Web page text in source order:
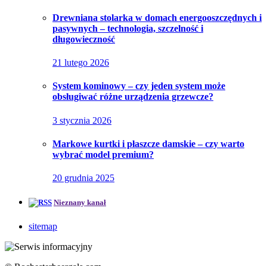
Drewniana stolarka w domach energooszczędnych i
pasywnych – technologia, szczelność i
długowieczność
21 lutego 2026
System kominowy – czy jeden system może
obsługiwać różne urządzenia grzewcze?
3 stycznia 2026
Markowe kurtki i płaszcze damskie – czy warto
wybrać model premium?
20 grudnia 2025
Nieznany kanał
sitemap